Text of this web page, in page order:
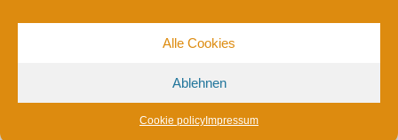
Alle Cookies
Ablehnen
Cookie policy Impressum
Telefon: 0151 700 16 44 0 | Ulmenring 46